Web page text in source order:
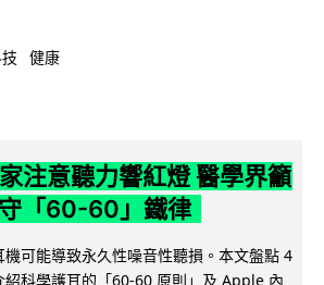
健康
注意聽力響紅燈 醫學界籲
「60-60」鐵律
可能導致永久性噪音性聽損。本文盤點 4
紹科學護耳的「60-60 原則」及 Apple 內